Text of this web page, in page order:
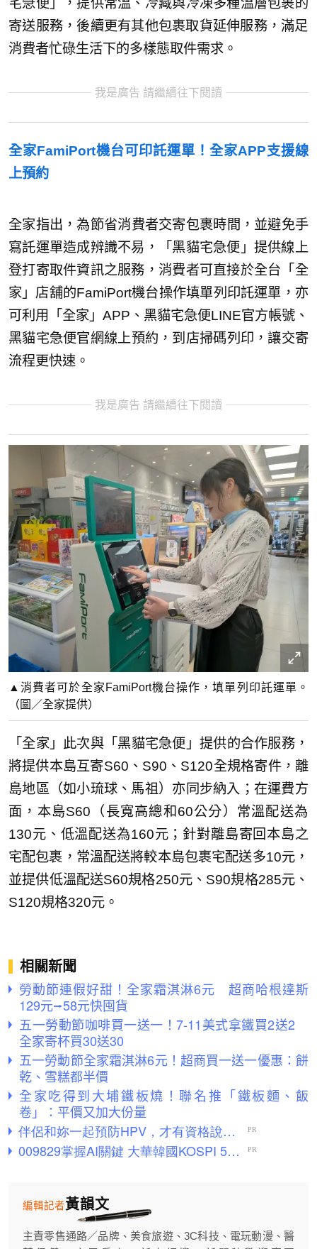
宅急便」，提供常溫、 冷藏與冷凍多種溫層包裹的
寄送服務，後續更有其他包裹取貨延伸服務， 滿足
消費者忙碌生活下的多樣態取件需求。
我是廣告 請繼續往下閱讀
全家FamiPort機台可印託運單！全家APP支援線
上預約
全家指出，為節省消費者交寄包裹時間，並避免手
寫託運單造成辨識不易，「 黑貓宅急便」提供線上
登打寄取件資訊之服務， 消費者可直接於全台「全
家」店舖的FamiPort機台操作填單列印託運單，亦
可利用「全家」APP、黑貓宅急便LINE官方帳號、
黑貓宅急便官網線上預約，到店掃碼列印，讓交寄
流程更快速。
我是廣告 請繼續往下閱讀
▲消費者可於全家FamiPort機台操作，填單列印託運單。
（圖／全家提供）
「全家」此次與「黑貓宅急便」提供的合作服務，
將提供本島互寄S60、S90、S120全規格寄件，離
島地區（如小琉球、馬祖） 亦同步納入；在運費方
面，本島S60（長寬高總和60公分）常溫配送為
130元、低溫配送為160元； 針對離島寄回本島之
宅配包裹，常溫配送將較本島包裹宅配送多10元，
並提供低溫配送S60規格250元、S90規格285元、
S120規格320元。
相關新聞
勞動節連假好甜！全家霜淇淋6元 超商哈根達斯
129元⭢58元快囤貨
五一勞動節咖啡買一送一！7-11美式拿鐵買2送2
全家寄杯買30送30
五一勞動節全家霜淇淋6元！超商買一送一優惠：餅
乾、雪糕都半價
全家吃得到大埔鐵板燒！聯名推「鐵板麵、飯
卷」：平價又加大份量
黃韻文
編輯記者
主責零售通路／品牌、美食旅遊、3C科技、電玩動漫、醫